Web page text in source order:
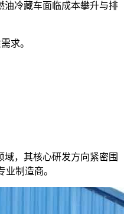
油冷藏车面临成本攀升与排
求。
，其核心研发方向紧密围
制造商。